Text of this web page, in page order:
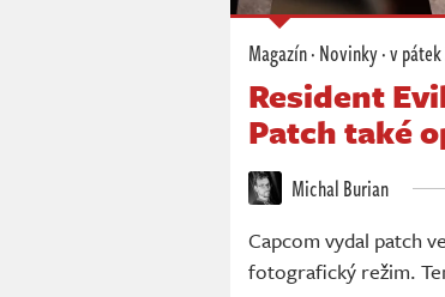
Magazín·Novinky·v pátek
Resident
Patch také
Michal Burian
Capcom vydal patch
fotografický režim.